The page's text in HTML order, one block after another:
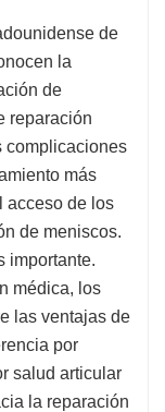
de
la
de
reparación
complicaciones
más
acceso de los
de meniscos.
importante.
médica, los
las ventajas de
por
salud articular
la reparación